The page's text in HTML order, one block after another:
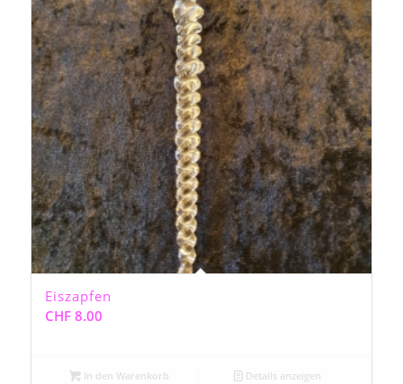
Eiszapfen
CHF8.00
In den Warenkorb Details anzeigen